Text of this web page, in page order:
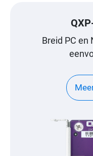
Breid PC